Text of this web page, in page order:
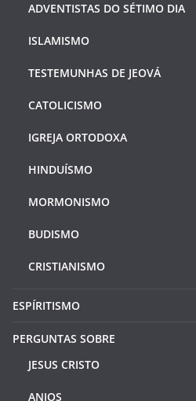
ADVENTISTAS DO SÉTIMO DIA
ISLAMISMO
TESTEMUNHAS DE JEOVÁ
CATOLICISMO
IGREJA ORTODOXA
HINDUÍSMO
MORMONISMO
BUDISMO
CRISTIANISMO
ESPÍRITISMO
PERGUNTAS SOBRE
JESUS CRISTO
ANJOS